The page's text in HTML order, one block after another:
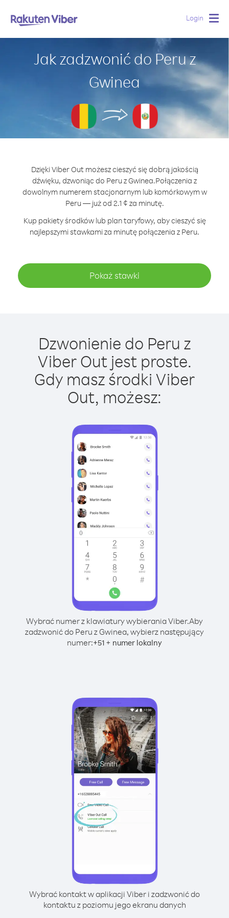
Login
Jak zadzwonić do Peru z
Gwinea
Dzięki Viber Out możesz cieszyć się dobrą jakością
dźwięku, dzwoniąc do Peru z Gwinea.Połączenia z
dowolnym numerem stacjonarnym lub komórkowym w
Peru — już od 2.1 ¢ za minutę.
Kup pakiety środków lub plan taryfowy, aby cieszyć się
najlepszymi stawkami za minutę połączenia z Peru.
Pokaż stawki
Dzwonienie do Peru z
Viber Out jest proste.
Gdy masz środki Viber
Out, możesz:
Wybrać numer z klawiatury wybierania Viber.Aby
zadzwonić do Peru z Gwinea, wybierz następujący
numer:+51 + numer lokalny
Wybrać kontakt w aplikacji Viber i zadzwonić do
kontaktu z poziomu jego ekranu danych